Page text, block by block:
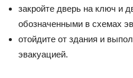
закройте дверь на ключ и
обозначенными в схемах
отойдите от здания и
эвакуацией.